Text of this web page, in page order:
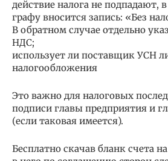
действие налога не подпадают,
графу вносится запись: «Без
В обратном случае отдельно
НДС;
использует ли поставщик УСН
налогообложения
Это важно для налоговых
подписи главы предприятия и
(если таковая имеется).
Бесплатно скачав бланк счета